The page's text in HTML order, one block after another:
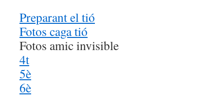
Preparant el tió
Fotos caga tió
Fotos amic invisible
4t
5è
6è